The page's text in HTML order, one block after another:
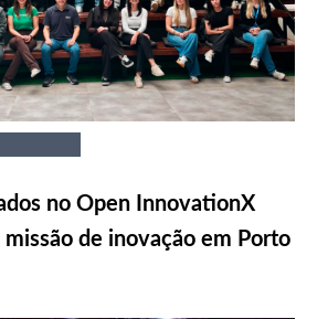
no Open InnovationX
de inovação em Porto